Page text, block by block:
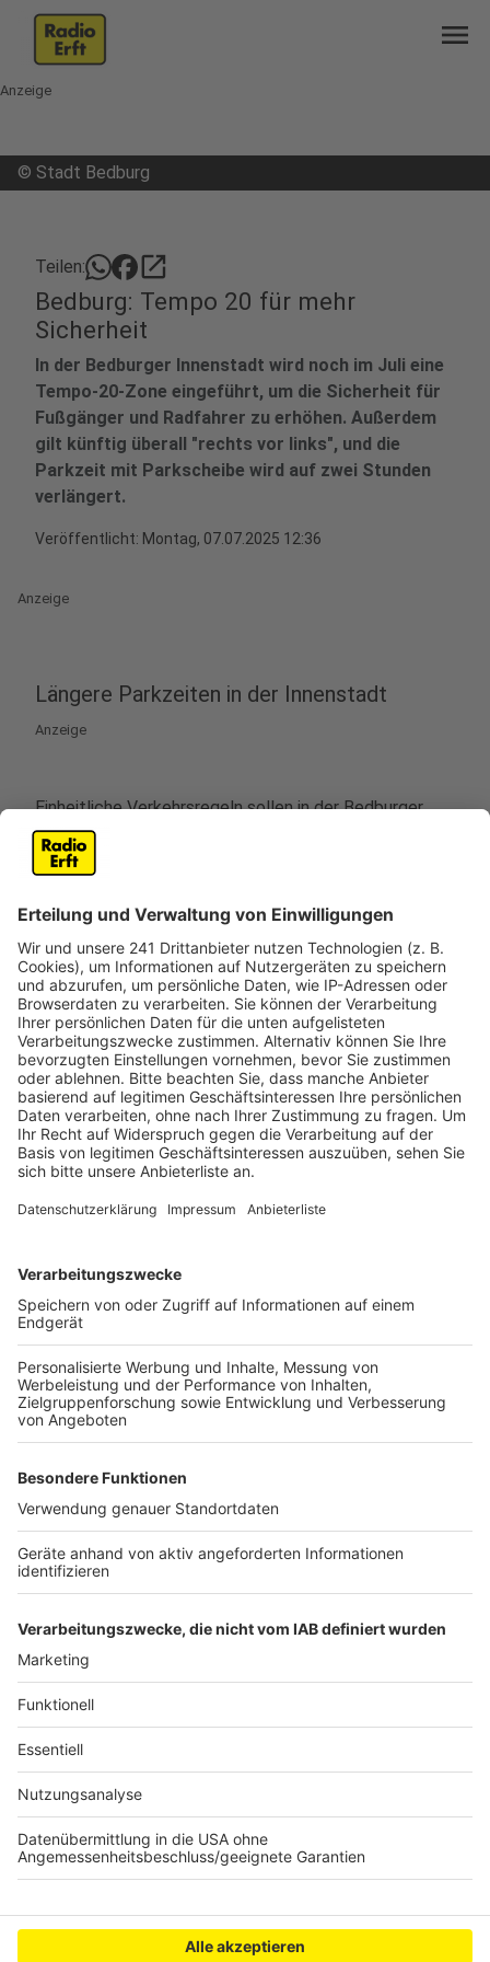
menu
Anzeige
© Stadt Bedburg
Teilen: open_in_new
Bedburg: Tempo 20 für mehr
Sicherheit
In der Bedburger Innenstadt wird noch im Juli eine
Tempo-20-Zone eingeführt, um die Sicherheit für
Fußgänger und Radfahrer zu erhöhen. Außerdem
gilt künftig überall "rechts vor links", und die
Parkzeit mit Parkscheibe wird auf zwei Stunden
verlängert.
Veröffentlicht: Montag, 07.07.2025 12:36
Anzeige
Längere Parkzeiten in der Innenstadt
Anzeige
Einheitliche Verkehrsregeln sollen in der Bedburger
Innenstadt für mehr Sicherheit sorgen. Deshalb
werden jetzt Schilder angepasst. Noch in diesem
als Tempo-20-Zone ausgewiesen. Die Regel gilt, wenn
das Schild steht, heißt es von der Stadt. Sie will so vor
allem die Sicherheit für Fußgänger und Radfahrer
erhöhen. Außerdem gilt künftig in der gesamten
Innenstadt die Vorfahrtsregelung "rechts vor links".
Den Start dafür machten bereits die beiden
Kreuzungen an der Langemarckstraße/Lindenstraße
und an der Graf-Salm-Straße/Arnold-Freund-Straße.
Neu ist auch die Parkzeit. Wer in Bedburg stoppen
oder etwas erledigen will, der kann dort künftig zwei
weil eine Stunde oft nicht ausgereicht hat.
Anzeige
Weitere Themen von Rhein und Erft
Anzeige
laufen
Erfolgreicher Christopher Street Day in Köln
Brand in Swisttal-Ollheim gelöscht
Anzeige
Anzeige